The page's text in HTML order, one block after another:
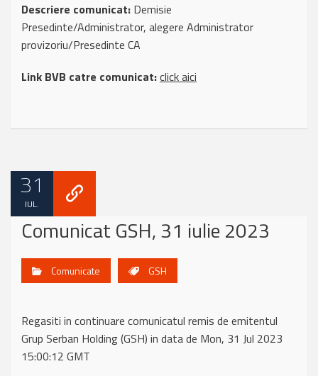
Descriere comunicat: Demisie
Presedinte/Administrator, alegere Administrator
provizoriu/Presedinte CA
Link BVB catre comunicat:click aici
31
IUL.
Comunicat GSH, 31 iulie 2023
Comunicate GSH
Regasiti in continuare comunicatul remis de emitentul
Grup Serban Holding (GSH) in data de Mon, 31 Jul 2023
15:00:12 GMT